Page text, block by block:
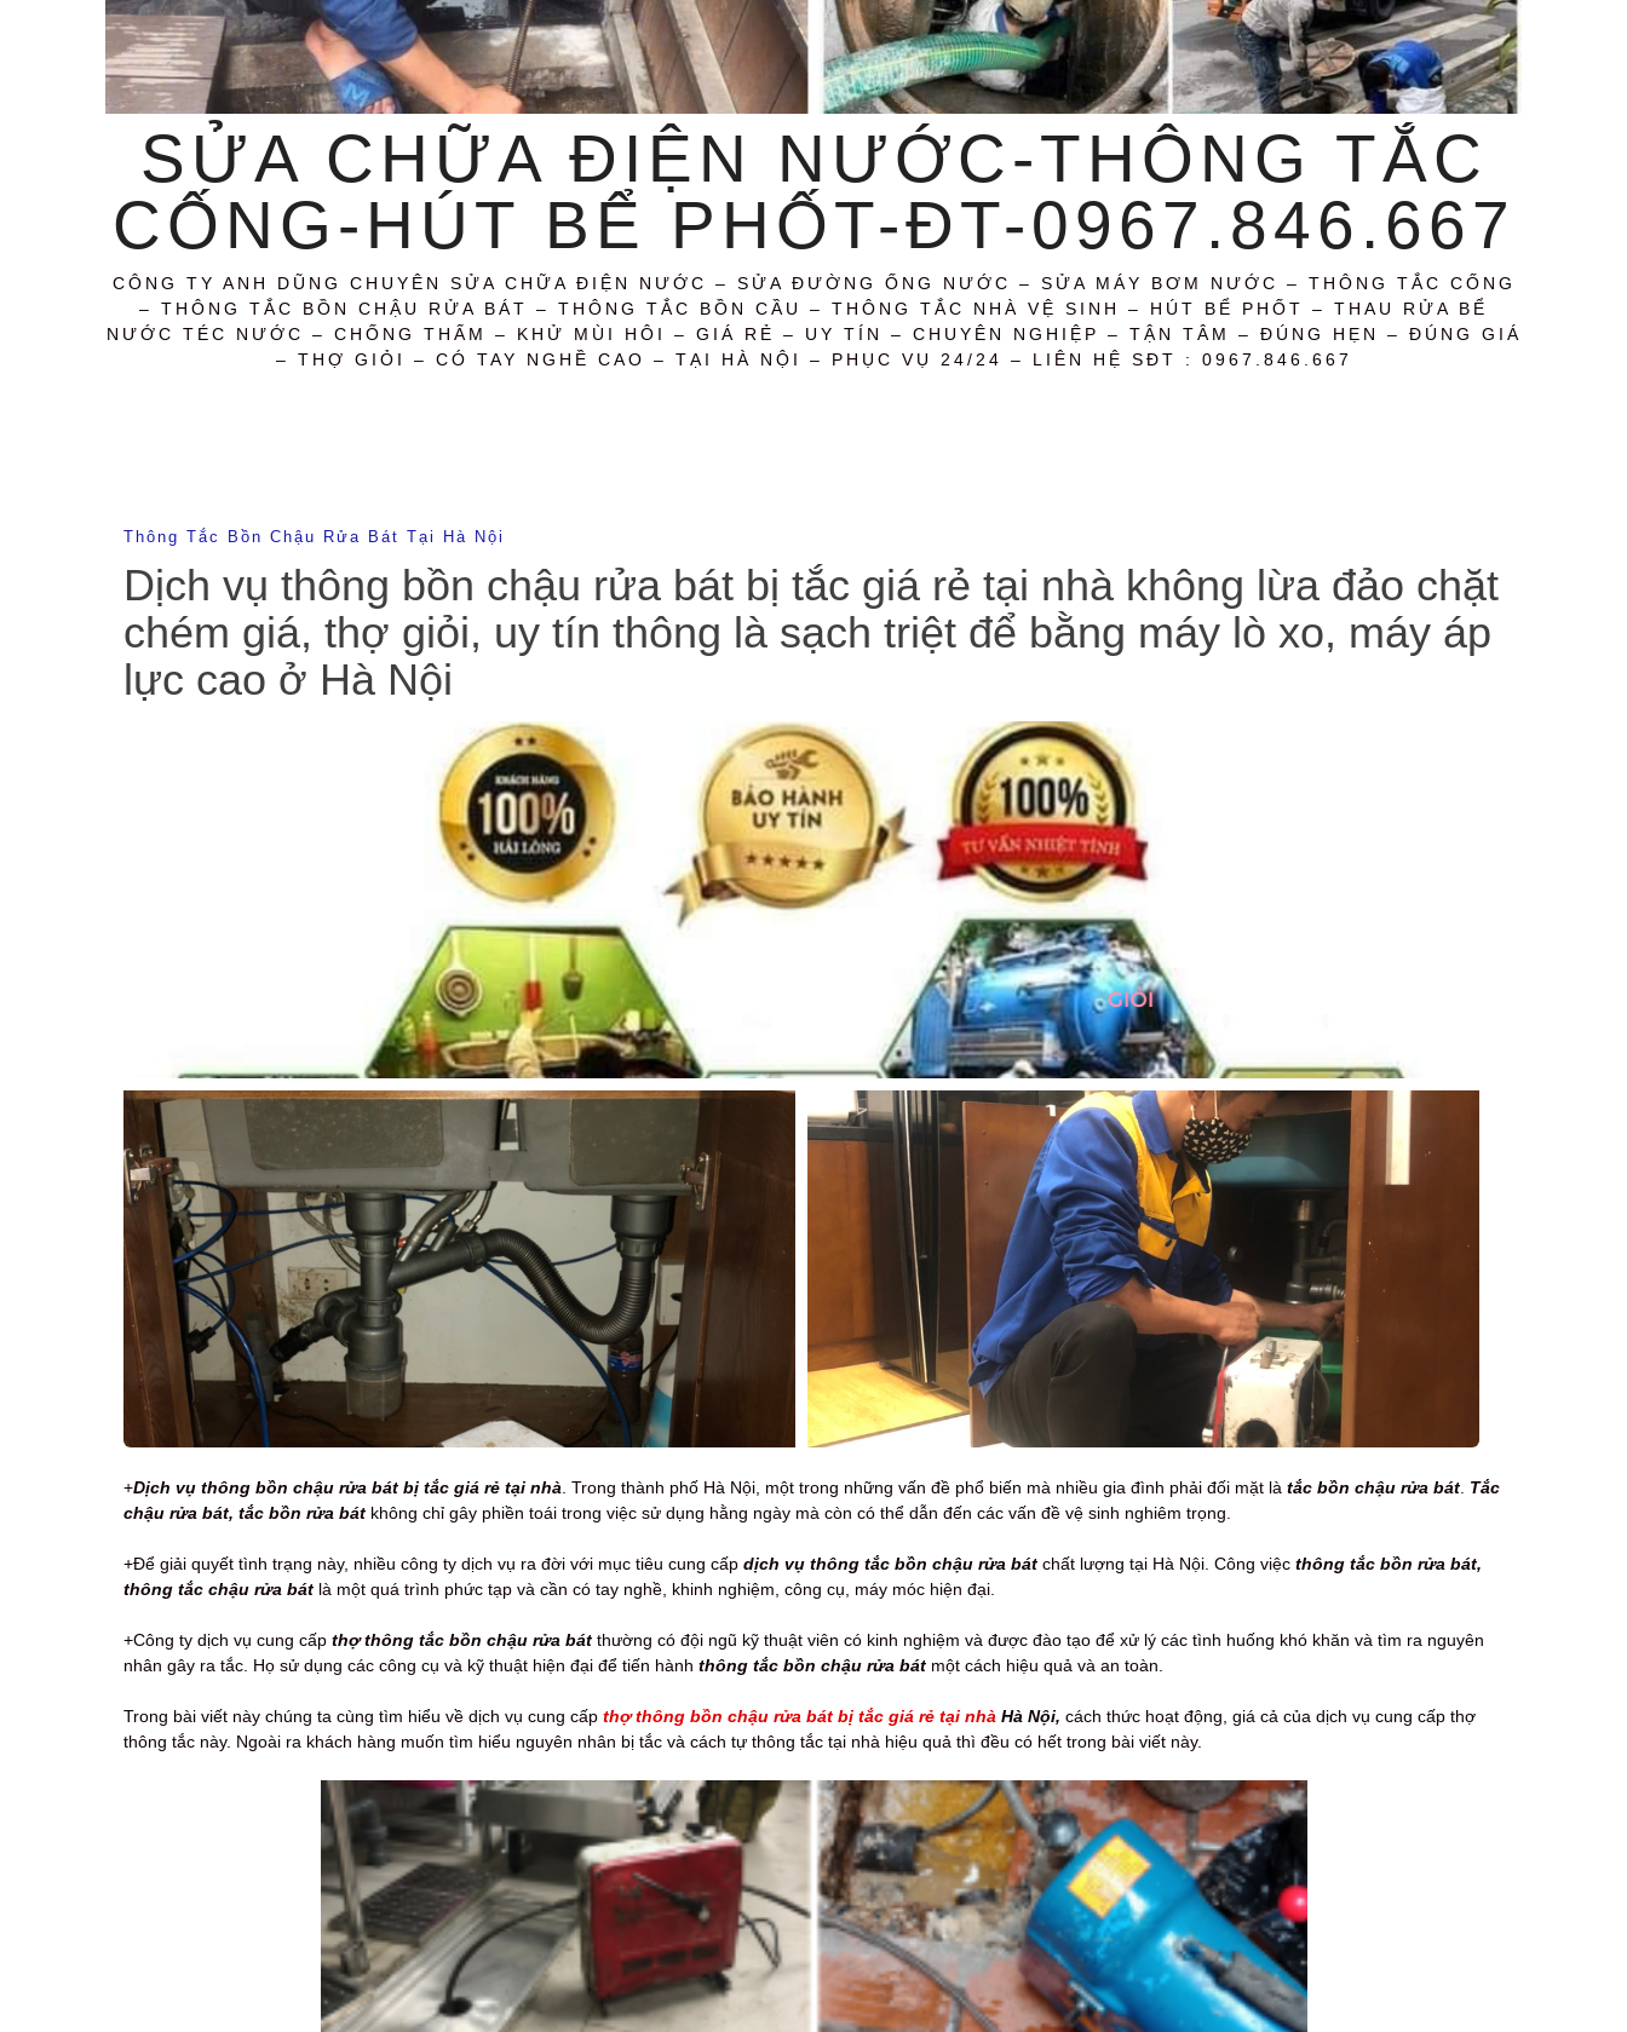
SỬA CHỮA ĐIỆN NƯỚC-THÔNG TẮC
CỐNG-HÚT BỂ PHỐT-ĐT-0967.846.667
CÔNG TY ANH DŨNG CHUYÊN SỬA CHỮA ĐIỆN NƯỚC – SỬA ĐƯỜNG ỐNG NƯỚC – SỬA MÁY BƠM NƯỚC – THÔNG TẮC CỐNG
– THÔNG TẮC BỒN CHẬU RỬA BÁT – THÔNG TẮC BỒN CẦU – THÔNG TẮC NHÀ VỆ SINH – HÚT BỂ PHỐT – THAU RỬA BỂ
NƯỚC TÉC NƯỚC – CHỐNG THẤM – KHỬ MÙI HÔI – GIÁ RẺ – UY TÍN – CHUYÊN NGHIỆP – TẬN TÂM – ĐÚNG HẸN – ĐÚNG GIÁ
– THỢ GIỎI – CÓ TAY NGHỀ CAO – TẠI HÀ NỘI – PHỤC VỤ 24/24 – LIÊN HỆ SĐT : 0967.846.667
Thông Tắc Bồn Chậu Rửa Bát Tại Hà Nội
Dịch vụ thông bồn chậu rửa bát bị tắc giá rẻ tại nhà không lừa đảo chặt
chém giá, thợ giỏi, uy tín thông là sạch triệt để bằng máy lò xo, máy áp
lực cao ở Hà Nội
+Dịch vụ thông bồn chậu rửa bát bị tắc giá rẻ tại nhà . Trong thành phố Hà Nội, một trong những vấn đề phổ biến mà nhiều gia đình phải đối mặt là tắc bồn chậu rửa bát Tắc
chậu rửa bát, tắc bồn rửa bát không chỉ gây phiền toái trong việc sử dụng hằng ngày mà còn có thể dẫn đến các vấn đề vệ sinh nghiêm trọng.
+Để giải quyết tình trạng này, nhiều công ty dịch vụ ra đời với mục tiêu cung cấp dịch vụ thông tắc bồn chậu rửa bát chất lượng tại Hà Nội. Công việc thông tắc bồn rửa bát,
thông tắc chậu rửa bát là một quá trình phức tạp và cần có tay nghề, khinh nghiệm, công cụ, máy móc hiện đại.
+Công ty dịch vụ cung cấp thợ thông tắc bồn chậu rửa bát thường có đội ngũ kỹ thuật viên có kinh nghiệm và được đào tạo để xử lý các tình huống khó khăn và tìm ra nguyên
nhân gây ra tắc. Họ sử dụng các công cụ và kỹ thuật hiện đại để tiến hành thông tắc bồn chậu rửa bát một cách hiệu quả và an toàn.
Trong bài viết này chúng ta cùng tìm hiểu về dịch vụ cung cấp thợ thông bồn chậu rửa bát bị tắc giá rẻ tại nhà Hà Nội, cách thức hoạt động, giá cả của dịch vụ cung cấp thợ
thông tắc này. Ngoài ra khách hàng muốn tìm hiểu nguyên nhân bị tắc và cách tự thông tắc tại nhà hiệu quả thì đều có hết trong bài viết này.